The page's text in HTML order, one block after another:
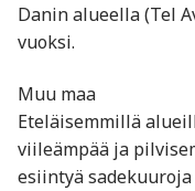
Danin alueella (Tel
vuoksi.
Muu maa
Eteläisemmillä
viileämpää ja
esiintyä